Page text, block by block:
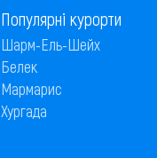
Популярні курорти
Шарм-Ель-Шейх
Белек
Мармарис
Хургада